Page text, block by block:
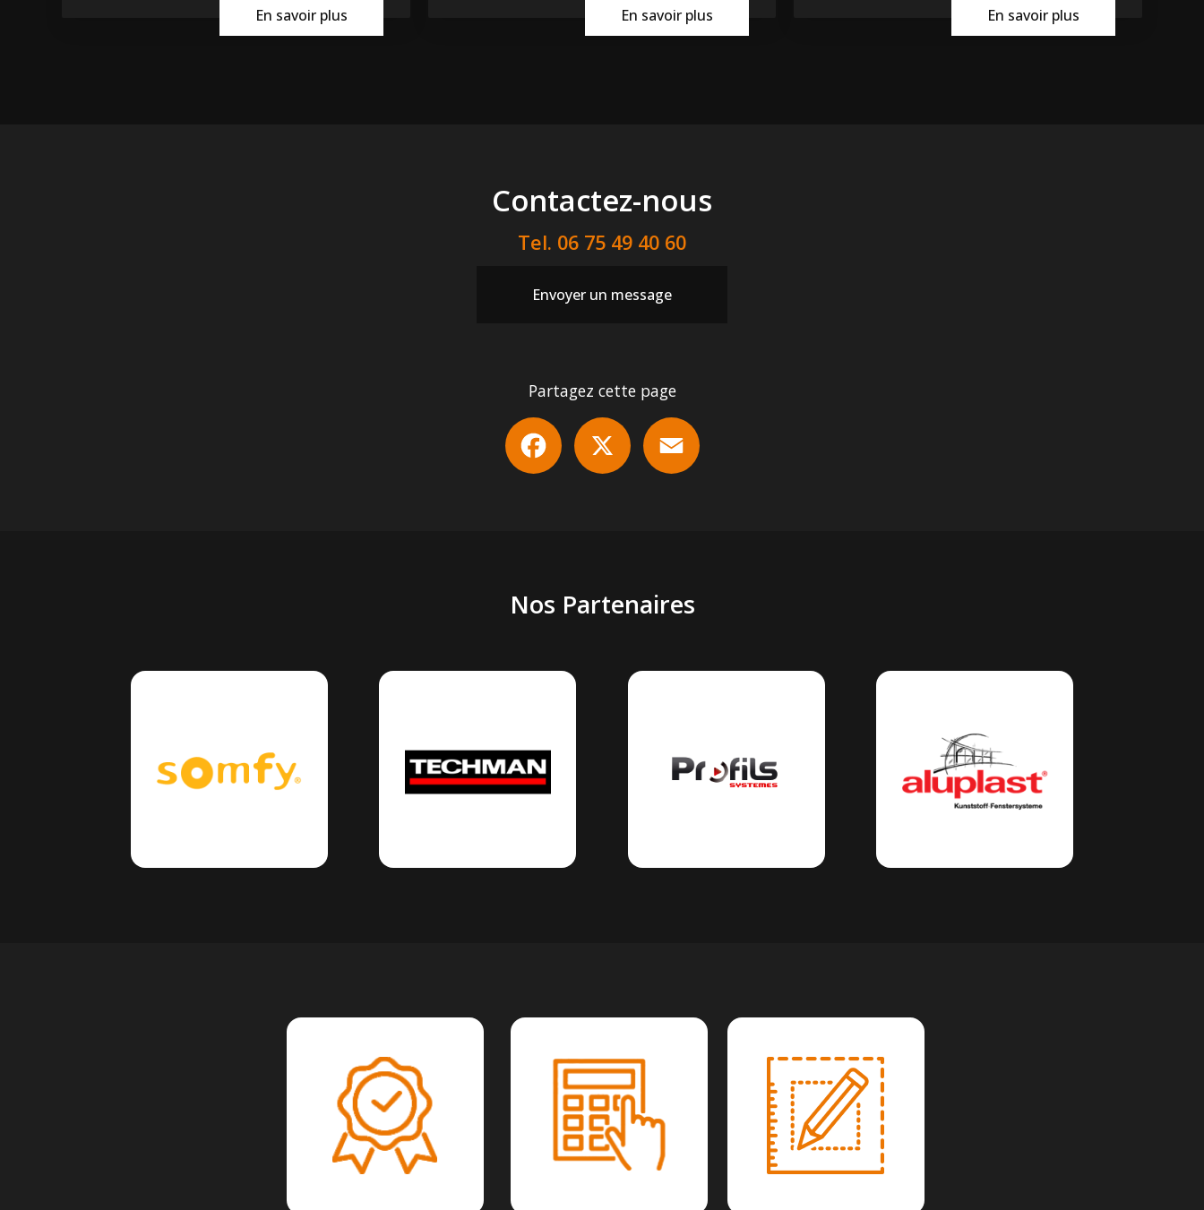
En savoir plus En savoir plus En savoir plus
Contactez-nous
Tel. 06 75 49 40 60
Envoyer un message
Partagez cette page
Facebook
Nos Partenaires